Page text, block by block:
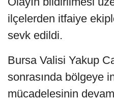
ilçelerden itfaiye
sevk edildi.
Bursa Valisi Yakup
sonrasında bölgeye
mücadelesinin